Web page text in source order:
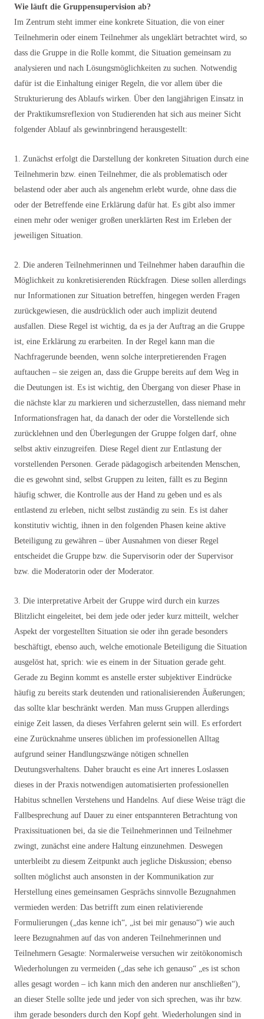
Wie läuft die Gruppensupervision ab?
Im Zentrum steht immer eine konkrete Situation, die von einer
Teilnehmerin oder einem Teilnehmer als ungeklärt betrachtet wird, so
dass die Gruppe in die Rolle kommt, die Situation gemeinsam zu
analysieren und nach Lösungsmöglichkeiten zu suchen. Notwendig
dafür ist die Einhaltung einiger Regeln, die vor allem über die
Strukturierung des Ablaufs wirken. Über den langjährigen Einsatz in
der Praktikumsreflexion von Studierenden hat sich aus meiner Sicht
folgender Ablauf als gewinnbringend herausgestellt:
1. Zunächst erfolgt die Darstellung der konkreten Situation durch eine
Teilnehmerin bzw. einen Teilnehmer, die als problematisch oder
belastend oder aber auch als angenehm erlebt wurde, ohne dass die
oder der Betreffende eine Erklärung dafür hat. Es gibt also immer
einen mehr oder weniger großen unerklärten Rest im Erleben der
jeweiligen Situation.
2. Die anderen Teilnehmerinnen und Teilnehmer haben daraufhin die
Möglichkeit zu konkretisierenden Rückfragen. Diese sollen allerdings
nur Informationen zur Situation betreffen, hingegen werden Fragen
zurückgewiesen, die ausdrücklich oder auch implizit deutend
ausfallen. Diese Regel ist wichtig, da es ja der Auftrag an die Gruppe
ist, eine Erklärung zu erarbeiten. In der Regel kann man die
Nachfragerunde beenden, wenn solche interpretierenden Fragen
auftauchen – sie zeigen an, dass die Gruppe bereits auf dem Weg in
die Deutungen ist. Es ist wichtig, den Übergang von dieser Phase in
die nächste klar zu markieren und sicherzustellen, dass niemand mehr
Informationsfragen hat, da danach der oder die Vorstellende sich
zurücklehnen und den Überlegungen der Gruppe folgen darf, ohne
selbst aktiv einzugreifen. Diese Regel dient zur Entlastung der
vorstellenden Personen. Gerade pädagogisch arbeitenden Menschen,
die es gewohnt sind, selbst Gruppen zu leiten, fällt es zu Beginn
häufig schwer, die Kontrolle aus der Hand zu geben und es als
entlastend zu erleben, nicht selbst zuständig zu sein. Es ist daher
konstitutiv wichtig, ihnen in den folgenden Phasen keine aktive
Beteiligung zu gewähren – über Ausnahmen von dieser Regel
entscheidet die Gruppe bzw. die Supervisorin oder der Supervisor
bzw. die Moderatorin oder der Moderator.
3. Die interpretative Arbeit der Gruppe wird durch ein kurzes
Blitzlicht eingeleitet, bei dem jede oder jeder kurz mitteilt, welcher
Aspekt der vorgestellten Situation sie oder ihn gerade besonders
beschäftigt, ebenso auch, welche emotionale Beteiligung die Situation
ausgelöst hat, sprich: wie es einem in der Situation gerade geht.
Gerade zu Beginn kommt es anstelle erster subjektiver Eindrücke
häufig zu bereits stark deutenden und rationalisierenden Äußerungen;
das sollte klar beschränkt werden. Man muss Gruppen allerdings
einige Zeit lassen, da dieses Verfahren gelernt sein will. Es erfordert
eine Zurücknahme unseres üblichen im professionellen Alltag
aufgrund seiner Handlungszwänge nötigen schnellen
Deutungsverhaltens. Daher braucht es eine Art inneres Loslassen
dieses in der Praxis notwendigen automatisierten professionellen
Habitus schnellen Verstehens und Handelns. Auf diese Weise trägt die
Fallbesprechung auf Dauer zu einer entspannteren Betrachtung von
Praxissituationen bei, da sie die Teilnehmerinnen und Teilnehmer
zwingt, zunächst eine andere Haltung einzunehmen. Deswegen
unterbleibt zu diesem Zeitpunkt auch jegliche Diskussion; ebenso
sollten möglichst auch ansonsten in der Kommunikation zur
Herstellung eines gemeinsamen Gesprächs sinnvolle Bezugnahmen
vermieden werden: Das betrifft zum einen relativierende
Formulierungen („das kenne ich“, „ist bei mir genauso“) wie auch
leere Bezugnahmen auf das von anderen Teilnehmerinnen und
Teilnehmern Gesagte: Normalerweise versuchen wir zeitökonomisch
Wiederholungen zu vermeiden („das sehe ich genauso“ „es ist schon
alles gesagt worden – ich kann mich den anderen nur anschließen“),
an dieser Stelle sollte jede und jeder von sich sprechen, was ihr bzw.
ihm gerade besonders durch den Kopf geht. Wiederholungen sind in